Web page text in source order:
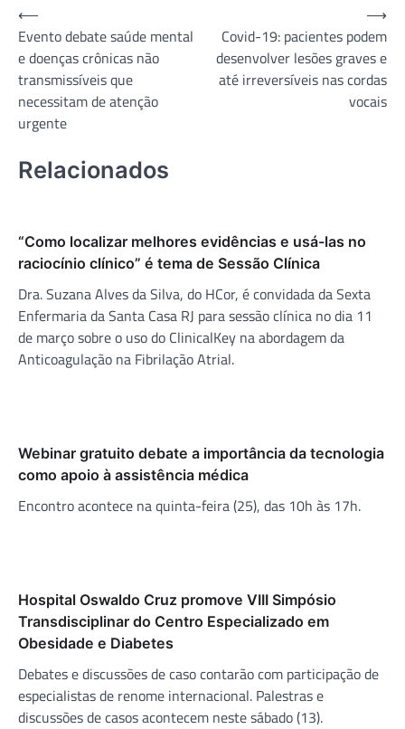
Navegação
de
Post
⟵
Evento debate saúde mental
e doenças crônicas não
transmissíveis que
necessitam de atenção
urgente
Covid-19: pacientes podem
desenvolver lesões graves e
até irreversíveis nas cordas
vocais
⟶
Relacionados
“Como localizar melhores evidências e usá-las no
raciocínio clínico” é tema de Sessão Clínica
Dra. Suzana Alves da Silva, do HCor, é convidada da Sexta
Enfermaria da Santa Casa RJ para sessão clínica no dia 11
de março sobre o uso do ClinicalKey na abordagem da
Anticoagulação na Fibrilação Atrial.
Webinar gratuito debate a importância da tecnologia
como apoio à assistência médica
Encontro acontece na quinta-feira (25), das 10h às 17h.
Hospital Oswaldo Cruz promove VIII Simpósio
Transdisciplinar do Centro Especializado em
Obesidade e Diabetes
Debates e discussões de caso contarão com participação de
especialistas de renome internacional. Palestras e
discussões de casos acontecem neste sábado (13).